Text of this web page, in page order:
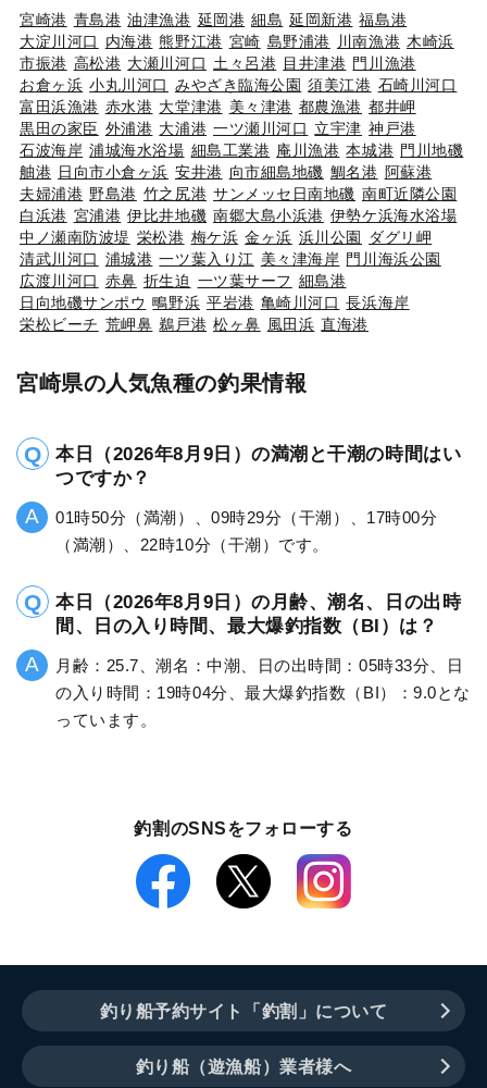
宮崎港 青島港 油津漁港 延岡港 細島 延岡新港 福島港
大淀川河口
内海港 熊野江港 宮崎 島野浦港 川南漁港 木崎浜
市振港 高松港 大瀬川河口 土々呂港 目井津港 門川漁港
お倉ヶ浜 小丸川河口 みやざき臨海公園 須美江港 石崎川河口
富田浜漁港 赤水港 大堂津港 美々津港 都農漁港 都井岬
黒田の家臣 外浦港 大浦港 一ツ瀬川河口 立宇津 神戸港
石波海岸 浦城海水浴場 細島工業港 庵川漁港 本城港 門川地磯
舳港 日向市小倉ヶ浜 安井港 向市細島地磯 鯛名港 阿蘇港
夫婦浦港 野島港 竹之尻港 サンメッセ日南地磯 南町近隣公園
白浜港 宮浦港 伊比井地磯 南郷大島小浜港 伊勢ケ浜海水浴場
中ノ瀬南防波堤 栄松港 梅ケ浜 金ヶ浜 浜川公園
ダグリ岬
清武川河口 浦城港 一ツ葉入り江 美々津海岸 門川海浜公園
広渡川河口 赤鼻 折生迫 一ツ葉サーフ 細島港
日向地磯サンポウ 鴫野浜 平岩港 亀崎川河口 長浜海岸
栄松ビーチ 荒岬鼻 鵜戸港 松ヶ鼻 風田浜 直海港
宮崎県の人気魚種の釣果情報
本日（2026年8月9日）の満潮と干潮の時間はい
つですか？
01時50分（満潮）、09時29分（干潮）、17時00分
（満潮）、22時10分（干潮）です。
本日（2026年8月9日）の月齢、潮名、日の出時
間、日の入り時間、最大爆釣指数（BI）は？
月齢：25.7、潮名：中潮、日の出時間：05時33分、日
の入り時間：19時04分、最大爆釣指数（BI）：9.0とな
っています。
釣割のSNSをフォローする
釣り船予約サイト「釣割」について
釣り船（遊漁船）業者様へ